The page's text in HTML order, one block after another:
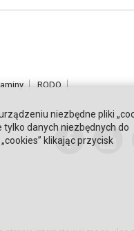
RODO
niezbędne pliki
danych niezbędnych do
klikając przycisk